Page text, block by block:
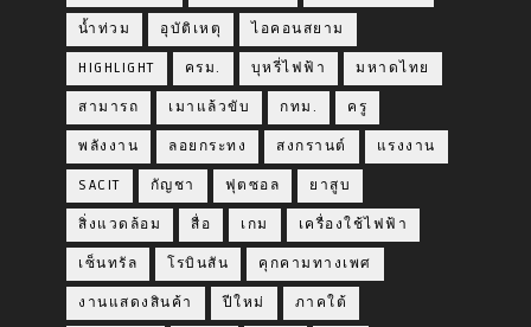
น้ำท่วม อุบัติเหตุ ไอคอนสยาม
HIGHLIGHT ครม. บุหรี่ไฟฟ้า มหาดไทย
สามารถ เมาแล้วขับ กทม. ครู
พลังงาน ลอยกระทง สงกรานต์ แรงงาน
SACIT กัญชา ฟุตซอล ยาสูบ
สิ่งแวดล้อม สื่อ เกม เครื่องใช้ไฟฟ้า
เซ็นทรัล โรบินสัน คุกคามทางเพศ
งานแสดงสินค้า ปีใหม่ ภาคใต้